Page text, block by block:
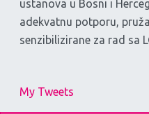
ustanova u Bosni i
adekvatnu potporu,
senzibilizirane za rad sa
My Tweets